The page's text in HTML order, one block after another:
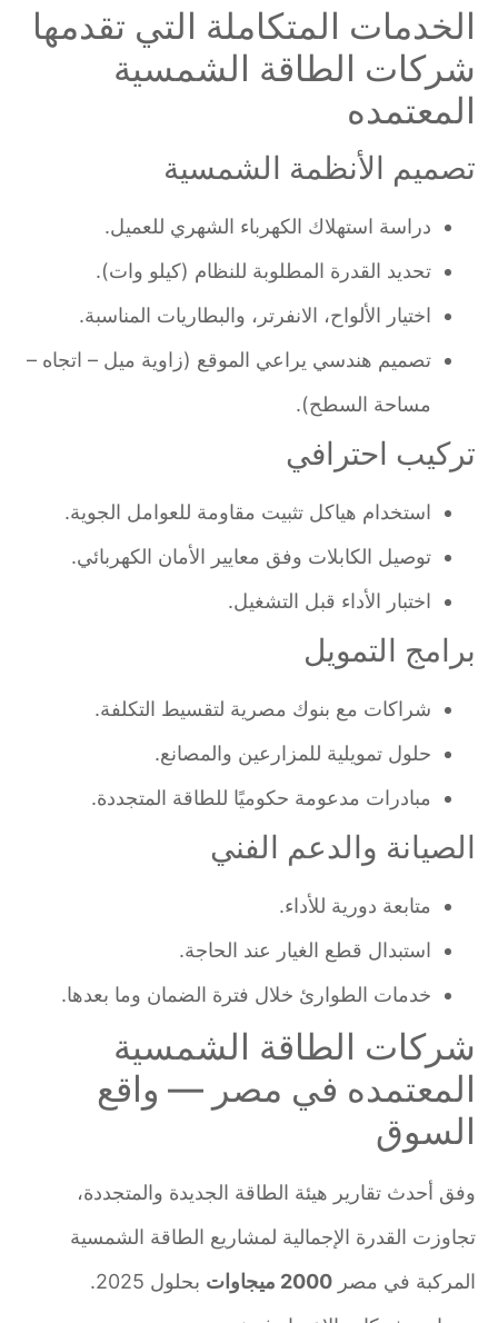
الخدمات المتكاملة التي تقدمها
شركات الطاقة الشمسية
المعتمده
تصميم الأنظمة الشمسية
دراسة استهلاك الكهرباء الشهري للعميل.
تحديد القدرة المطلوبة للنظام (كيلو وات).
اختيار الألواح، الانفرتر، والبطاريات المناسبة.
تصميم هندسي يراعي الموقع (زاوية ميل – اتجاه –
مساحة السطح).
تركيب احترافي
استخدام هياكل تثبيت مقاومة للعوامل الجوية.
توصيل الكابلات وفق معايير الأمان الكهربائي.
اختبار الأداء قبل التشغيل.
برامج التمويل
شراكات مع بنوك مصرية لتقسيط التكلفة.
حلول تمويلية للمزارعين والمصانع.
مبادرات مدعومة حكوميًا للطاقة المتجددة.
الصيانة والدعم الفني
متابعة دورية للأداء.
استبدال قطع الغيار عند الحاجة.
خدمات الطوارئ خلال فترة الضمان وما بعدها.
شركات الطاقة الشمسية
المعتمده في مصر — واقع
السوق
وفق أحدث تقارير هيئة الطاقة الجديدة والمتجددة،
تجاوزت القدرة الإجمالية لمشاريع الطاقة الشمسية
المركبة في مصر2000 ميجاوات
بحلول 2025.